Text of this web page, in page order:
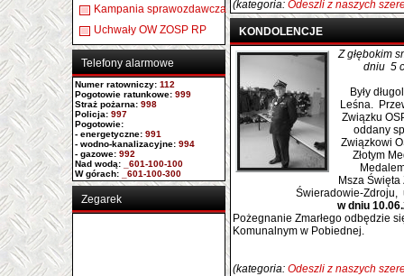
Kampania sprawozdawcza
Uchwały OW ZOSP RP
Telefony alarmowe
Numer ratowniczy: 112
Pogotowie ratunkowe: 999
Straż pożarna: 998
Policja: 997
Pogotowie:
- energetyczne: 991
- wodno-kanalizacyjne: 994
- gazowe: 992
Nad wodą: _601-100-100
W górach: _601-100-300
Zegarek
(kategoria: Odeszli z naszych
KONDOLENCJE
Z głębokim
dniu 5
Były
Leśna.
Związku
oddany
Związkowi
Złotym
Msza
Świeradowie-Zdroju,
w dniu
Pożegnanie Zmarłego odbędzie
Komunalnym w Pobiednej.
(kategoria: Odeszli z naszych